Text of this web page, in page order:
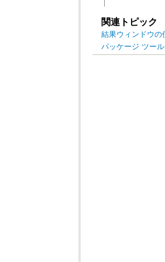
関連トピック
結果ウィンドウの
パッケージ ツー